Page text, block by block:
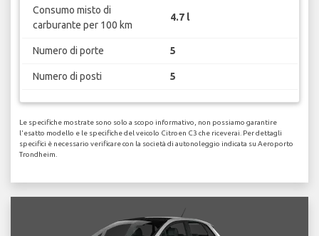
Consumo misto di
carburante per 100 km
4.7 l
Numero di porte 5
Numero di posti 5
Le specifiche mostrate sono solo a scopo informativo, non possiamo garantire
l'esatto modello e le specifiche del veicolo Citroen C3 che riceverai. Per dettagli
specifici è necessario verificare con la società di autonoleggio indicata su Aeroporto
Trondheim.